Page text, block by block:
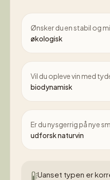
Ønsker du en stabil og
økologisk
Vil du opleve vin med
biodynamisk
Er du nysgerrig på nye
udforsk naturvin
Uanset typen er